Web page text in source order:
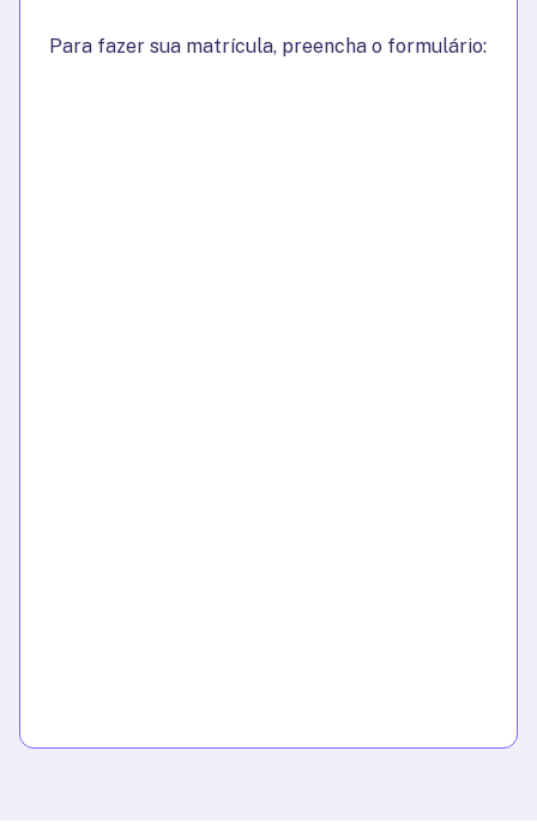
Para fazer sua matrícula, preencha o formulário: